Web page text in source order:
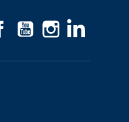
FacebookYouTubeInstagram